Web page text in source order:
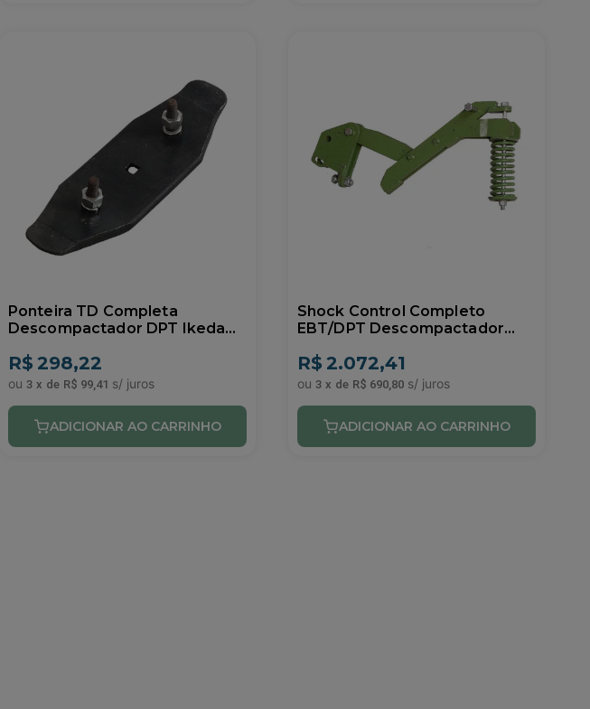
Ponteira TD Completa
Descompactador DPT Ikeda
R$ 298,22
3 x de R$ 99,41
Shock Control Completo
EBT/DPT Descompactador
R$ 2.072,41
3 x de R$ 690,80